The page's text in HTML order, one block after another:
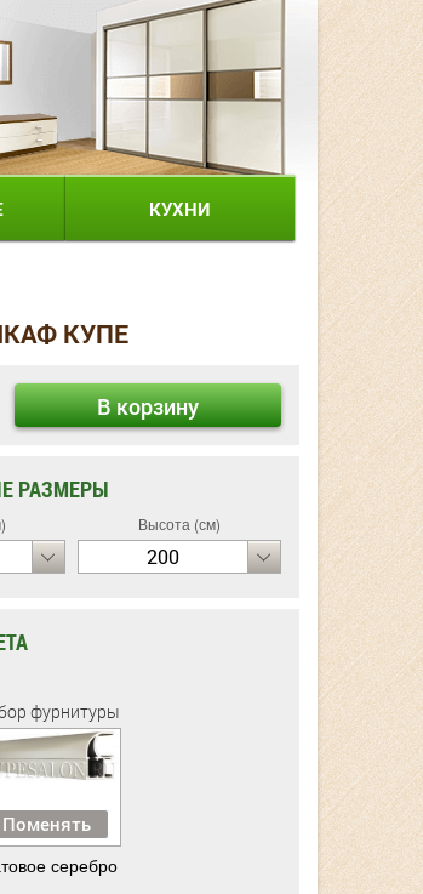
КУХНИ
КУПЕ
В корзину
РАЗМЕРЫ
Высота (см)
200
фурнитуры
Поменять
серебро